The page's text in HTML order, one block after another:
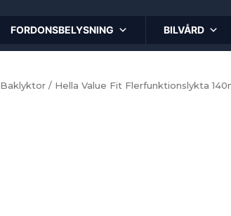
FORDONSBELYSNING BILVÅRD
Baklyktor / Hella Value Fit Flerfunktionslykta